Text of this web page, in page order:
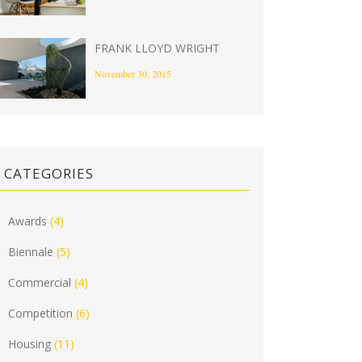
FRANK LLOYD WRIGHT
November 30, 2015
CATEGORIES
Awards (4)
Biennale (5)
Commercial (4)
Competition (6)
Housing (11)